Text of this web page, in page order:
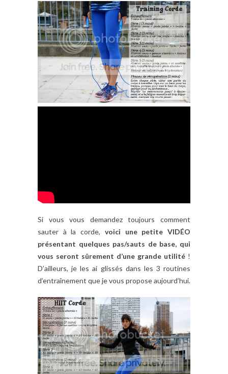
Si vous vous demandez toujours comment
sauter à la corde, voici une petite VIDÉO
présentant quelques pas/sauts de base, qui
vous seront sûrement d’une grande utilité !
D’ailleurs, je les ai glissés dans les 3 routines
d’entraînement que je vous propose aujourd’hui.